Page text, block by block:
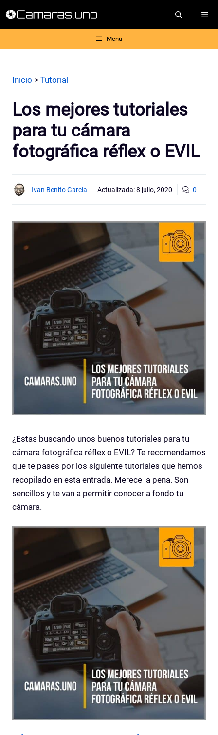
Menu
Inicio > Tutorial
Los mejores tutoriales
para tu cámara
fotográfica réflex o EVIL
Ivan Benito Garcia Actualizada:8 julio, 2020 0
¿Estas buscando unos buenos tutoriales para tu
cámara fotográfica réflex o EVIL? Te recomendamos
que te pases por los siguiente tutoriales que hemos
recopilado en esta entrada. Merece la pena. Son
sencillos y te van a permitir conocer a fondo tu
cámara.